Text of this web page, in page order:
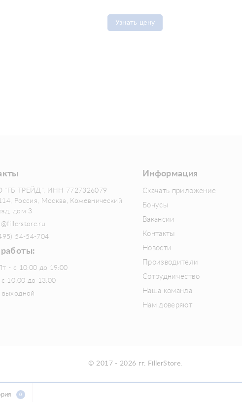
Узнать цену
"ГБ ТРЕЙД", ИНН 7727326079
Россия, Москва, Кожевнический
дом 3
54-54-704
- с 10:00 до 19:00
10:00 до 13:00
выходной
Информация
Скачать приложение
Бонусы
Вакансии
Контакты
Новости
Производители
Сотрудничество
Наша команда
Нам доверяют
© 2017 - 2026 гг. FillerStore.
0